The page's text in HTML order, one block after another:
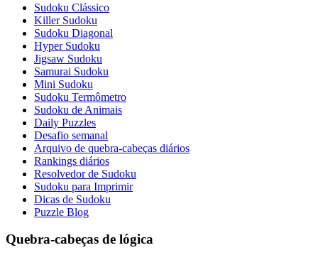
Sudoku Clássico
Killer Sudoku
Sudoku Diagonal
Hyper Sudoku
Jigsaw Sudoku
Samurai Sudoku
Mini Sudoku
Sudoku Termômetro
Sudoku de Animais
Daily Puzzles
Desafio semanal
Arquivo de quebra-cabeças diários
Rankings diários
Resolvedor de Sudoku
Sudoku para Imprimir
Dicas de Sudoku
Puzzle Blog
Quebra-cabeças de lógica